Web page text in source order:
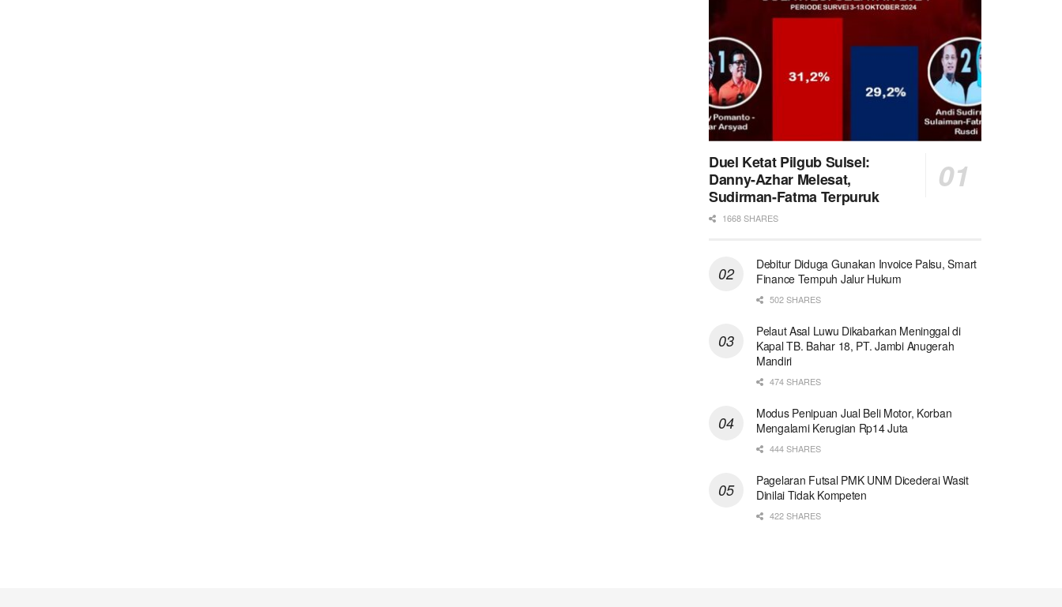
Duel Ketat Pilgub Sulsel:
Danny-Azhar Melesat,
Sudirman-Fatma Terpuruk
1668 SHARES
Debitur Diduga Gunakan Invoice Palsu, Smart
Finance Tempuh Jalur Hukum
502 SHARES
Pelaut Asal Luwu Dikabarkan Meninggal di
Kapal TB. Bahar 18, PT. Jambi Anugerah
Mandiri
474 SHARES
Modus Penipuan Jual Beli Motor, Korban
Mengalami Kerugian Rp14 Juta
444 SHARES
Pagelaran Futsal PMK UNM Dicederai Wasit
Dinilai Tidak Kompeten
422 SHARES